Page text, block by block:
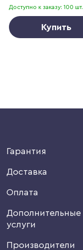
Доступно к заказу: 100 шт.
Купить
Гарантия
Доставка
Оплата
Дополнительные
услуги
Производители